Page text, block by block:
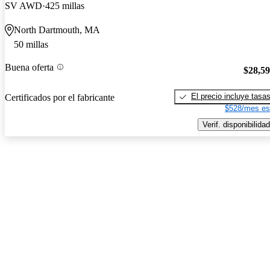
SV AWD 425 millas
North Dartmouth, MA
50 millas
Buena oferta
Certificados por el fabricante
El precio incluye tasas
$528/mes
Verif. disponibilidad